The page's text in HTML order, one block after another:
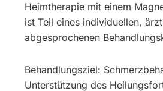
Heimtherapie mit einem
ist Teil eines individuellen,
abgesprochenen
Behandlungsziel:
Unterstützung des